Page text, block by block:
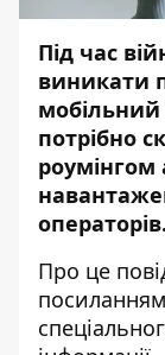
Під час
виникати
мобільний
потрібно
операторів.
Про це